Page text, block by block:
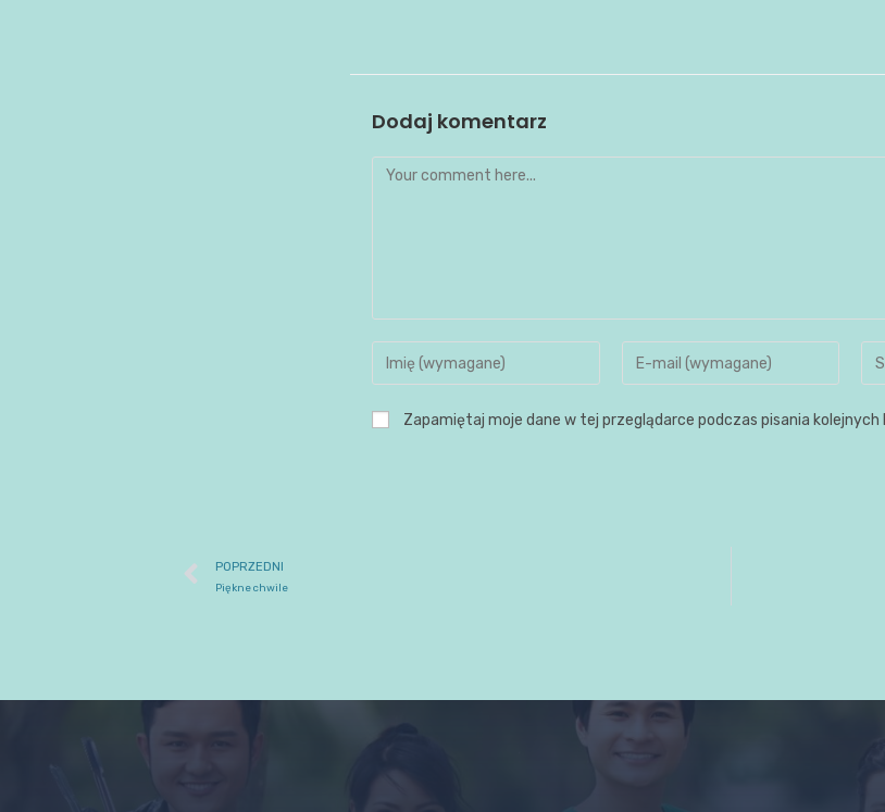
Dodaj komentarz
Zapamiętaj moje dane w tej przeglądarce podczas pisania
POPRZEDNI
Piękne chwile